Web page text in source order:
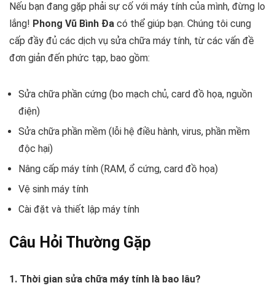
Nếu bạn đang gặp phải sự cố với máy tính của mình, đừng lo
lắng! Phong Vũ Bình Đa có thể giúp bạn. Chúng tôi cung
cấp đầy đủ các dịch vụ sửa chữa máy tính, từ các vấn đề
đơn giản đến phức tạp, bao gồm:
Sửa chữa phần cứng (bo mạch chủ, card đồ họa, nguồn
điện)
Sửa chữa phần mềm (lỗi hệ điều hành, virus, phần mềm
độc hại)
Nâng cấp máy tính (RAM, ổ cứng, card đồ họa)
Vệ sinh máy tính
Cài đặt và thiết lập máy tính
Câu Hỏi Thường Gặp
1. Thời gian sửa chữa máy tính là bao lâu?